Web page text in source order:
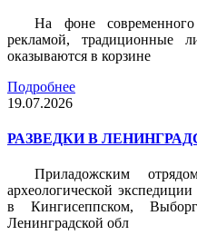
На фоне
рекламой, традиционные
оказываются в корзине
Подробнее
19.07.2026
РАЗВЕДКИ В
Приладожским
археологической
в Кингисеппском,
Ленинградской обл